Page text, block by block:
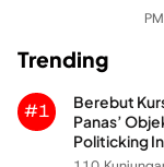
Trending
#1
Berebut
Panas’
Politicking